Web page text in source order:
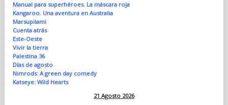
Manual para superhéroes. La máscara roja
Kangaroo. Una aventura en Australia
Marsupilami
Cuenta atrás
Este-Oeste
Vivir la tierra
Palestina 36
Días de agosto
Nimrods: A green day comedy
Katseye: Wild Hearts
21 Agosto 2026